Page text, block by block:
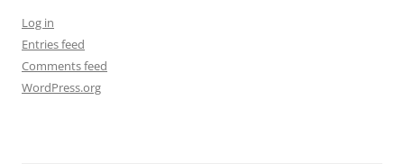
Log in
Entries feed
Comments feed
WordPress.org